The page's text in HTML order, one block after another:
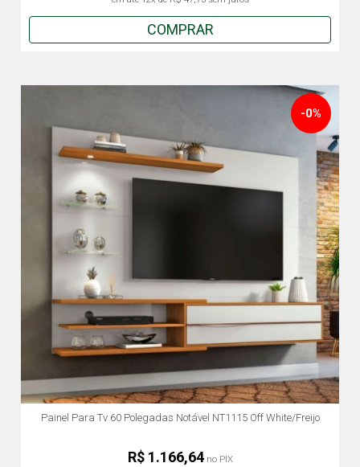
COMPRAR
Painel Para Tv 60 Polegadas Notável NT1115 Off White/Freijo
-0%
R$ 1.166,64no PIX